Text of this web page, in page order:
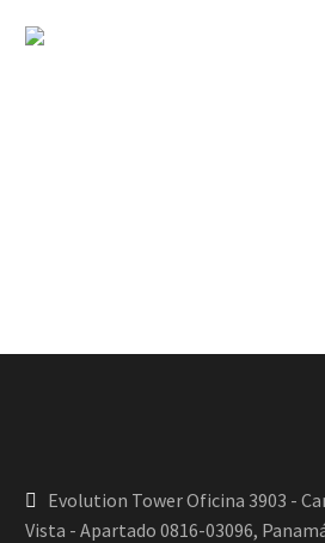
Evolution Tower Oficina 3903 -
Vista - Apartado 0816-03096,